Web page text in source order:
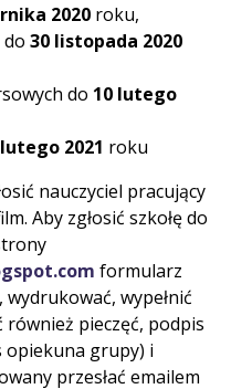
2020 roku,
do30 listopada 2020
do 10 lutego
2021 roku
nauczyciel pracujący
Aby zgłosić szkołę do
formularz
wydrukować, wypełnić
pieczęć, podpis
opiekuna grupy) i
przesłać emailem